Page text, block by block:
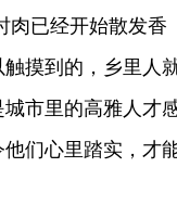
肉已经开始散发香
摸到的，乡里人
市里的高雅人才
们心里踏实，才